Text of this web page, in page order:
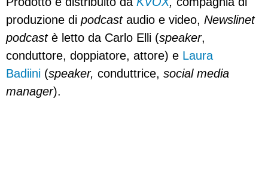
produzione di podcastaudio e video, Newslinet
podcastè letto da Carlo Elli (speaker,
conduttore, doppiatore, attore) e Laura
Badiini (speaker, conduttrice, social media
manager).